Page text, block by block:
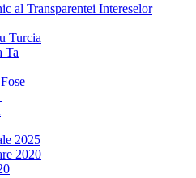
al Transparentei Intereselor
Turcia
Ta
2025
2020